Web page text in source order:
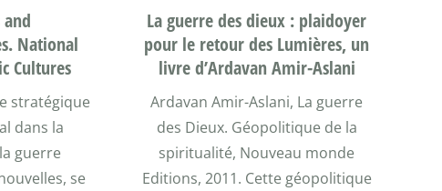
National
Cultures
stratégique
dans la
guerre
se
La guerre des dieux : plaidoyer
pour le retour des Lumières, un
livre d’Ardavan Amir-Aslani
Ardavan Amir-Aslani, La guerre
des Dieux. Géopolitique de la
spiritualité, Nouveau monde
Editions, 2011. Cette géopolitique